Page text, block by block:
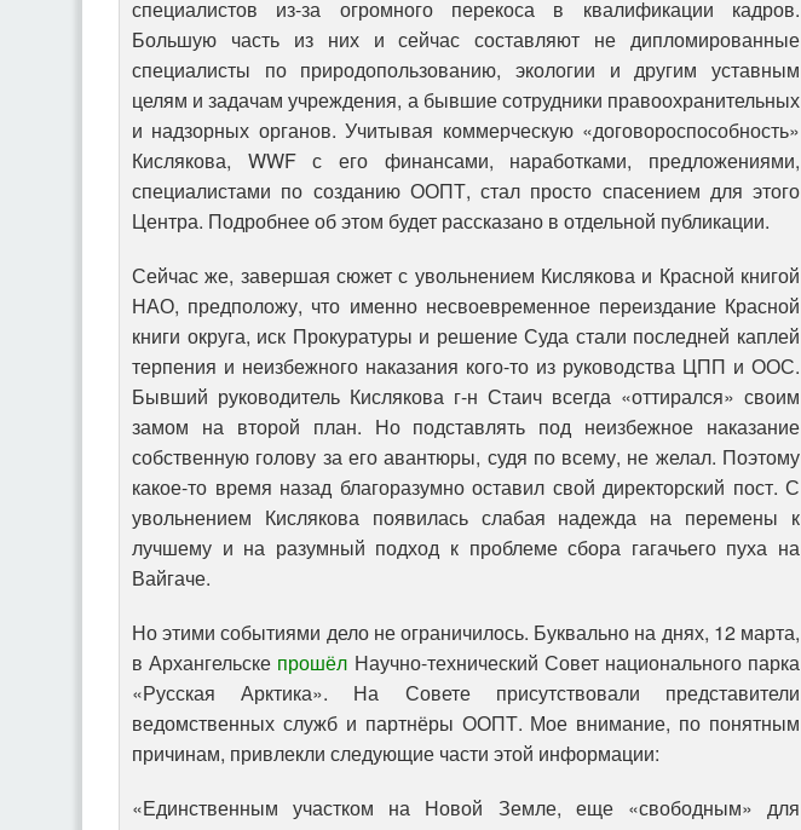
специалистов из-за огромного перекоса в квалификации кадров.
Большую часть из них и сейчас составляют не дипломированные
специалисты по природопользованию, экологии и другим уставным
целям и задачам учреждения, а бывшие сотрудники правоохранительных
и надзорных органов. Учитывая коммерческую «договороспособность»
Кислякова, WWF с его финансами, наработками, предложениями,
специалистами по созданию ООПТ, стал просто спасением для этого
Центра. Подробнее об этом будет рассказано в отдельной публикации.
Сейчас же, завершая сюжет с увольнением Кислякова и Красной книгой
НАО, предположу, что именно несвоевременное переиздание Красной
книги округа, иск Прокуратуры и решение Суда стали последней каплей
терпения и неизбежного наказания кого-то из руководства ЦПП и ООС.
Бывший руководитель Кислякова г-н Стаич всегда «оттирался» своим
замом на второй план. Но подставлять под неизбежное наказание
собственную голову за его авантюры, судя по всему, не желал. Поэтому
какое-то время назад благоразумно оставил свой директорский пост. С
увольнением Кислякова появилась слабая надежда на перемены к
лучшему и на разумный подход к проблеме сбора гагачьего пуха на
Вайгаче.
Но этими событиями дело не ограничилось. Буквально на днях, 12 марта,
в Архангельске прошёл Научно-технический Совет национального парка
«Русская Арктика». На Совете присутствовали представители
ведомственных служб и партнёры ООПТ. Мое внимание, по понятным
причинам, привлекли следующие части этой информации:
«Единственным участком на Новой Земле, еще «свободным» для